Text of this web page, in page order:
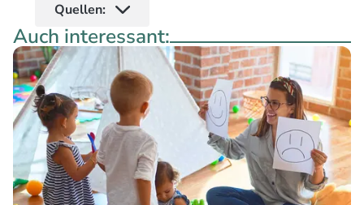
Quellen:
Auch interessant: